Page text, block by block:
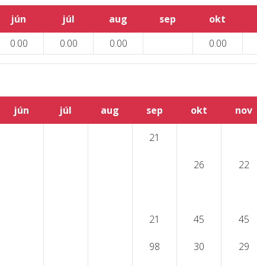
jún júl aug sep okt
0.00 0.00 0.00 0.00
jún júl aug sep okt nov
21
26 22
21 45 45
98 30 29